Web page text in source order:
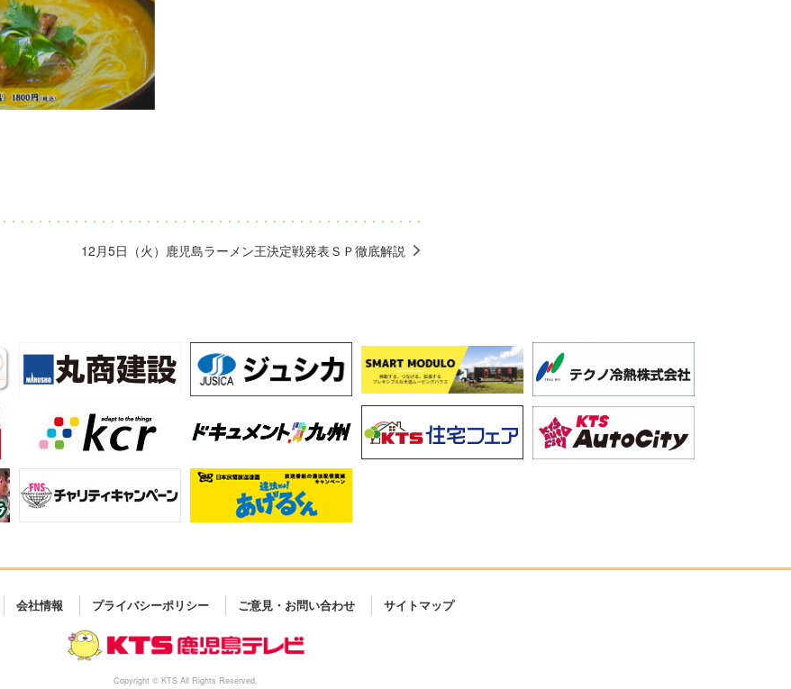
12月5日（火）鹿児島ラーメン王決定戦発表ＳＰ徹底解説
会社情報 プライバシーポリシー ご意見・お問い合わせ サイトマップ
Copyright © KTS All Rights Reserved.